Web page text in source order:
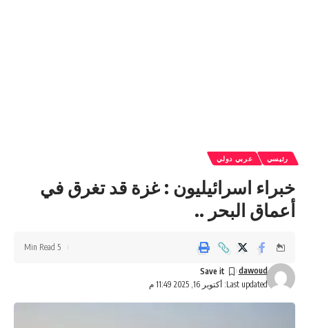
رئيسي عربي دولي
خبراء اسرائيليون : غزة قد تغرق في
أعماق البحر ..
Last updated: أكتوبر 16, 2025 11:49 م
dawoud
5 Min Read